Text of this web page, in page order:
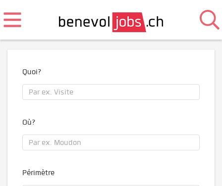
Quoi?
Où?
Périmètre